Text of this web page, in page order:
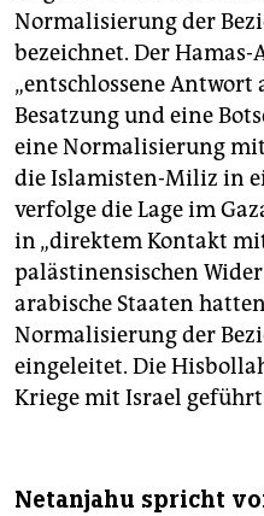
Normalisierung der
bezeichnet. Der
„entschlossene
Besatzung und eine
eine Normalisierung
die Islamisten-Miliz in
verfolge die Lage im
in „direktem Kontakt
palästinensischen
arabische Staaten
Normalisierung der
eingeleitet. Die
Kriege mit Israel
Netanjahu spricht